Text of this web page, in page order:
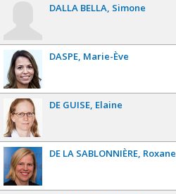
DALLA BELLA Simone
DASPE Marie-Ève
DE GUISE Elaine
DE LA SABLONNIÈRE Roxane